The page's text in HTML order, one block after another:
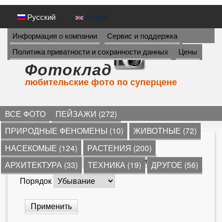
Перейти
к
основному
содержанию
Русский English
И
Н
Ф
О
И
Я
Информация о компании
Сервис и поддержка
Политика приватности и сохранности данных
Цены
Фотоклад
любительские фото по суперцене
ВСЕ ФОТО
ПЕЙЗАЖИ (272)
ПРИРОДНЫЕ ФЕНОМЕНЫ (10)
ЖИВОТНЫЕ (72)
НАСЕКОМЫЕ (124)
РАСТЕНИЯ (200)
АРХИТЕКТУРА (33)
ТЕХНИКА (19) ДРУГОЕ (56)
В
ы
д
->*»
Сортировать по
Порядок